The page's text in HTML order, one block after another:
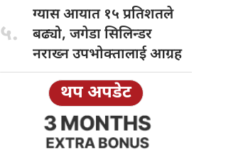
५.
ग्यास आयात १५ प्रतिशतले
बढ्यो, जगेडा सिलिन्डर
नराख्न उपभोक्तालाई आग्रह
थप अपडेट